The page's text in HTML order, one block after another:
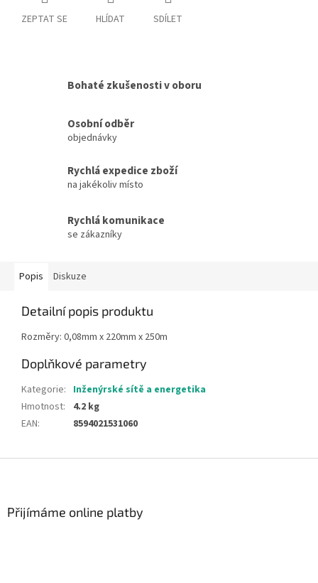
ZEPTAT SE HLÍDAT SDÍLET
Bohaté zkušenosti v oboru
Osobní odběr
objednávky
Rychlá expedice zboží
na jakékoliv místo
Rychlá komunikace
se zákazníky
Popis Diskuze
Detailní popis produktu
Rozměry: 0,08mm x 220mm x 250m
Doplňkové parametry
Kategorie: Inženýrské sítě a energetika
Hmotnost:
4.2 kg
EAN: 8594021531060
Přijímáme online platby